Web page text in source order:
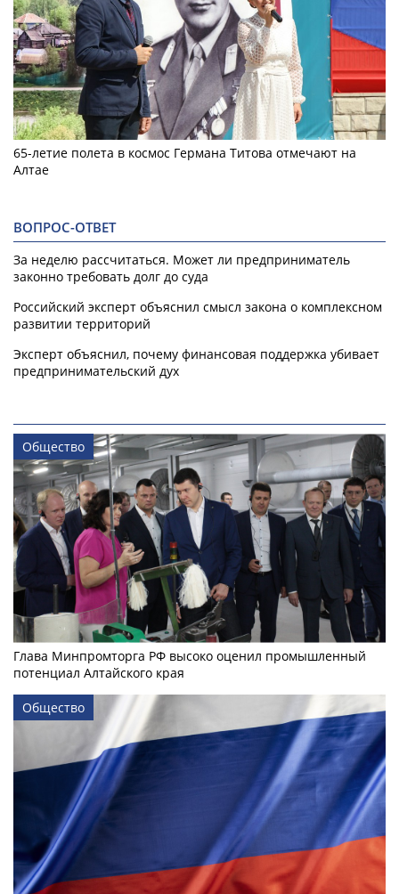
65-летие полета в космос Германа Титова отмечают на
Алтае
ВОПРОС-ОТВЕТ
За неделю рассчитаться. Может ли предприниматель
законно требовать долг до суда
Российский эксперт объяснил смысл закона о комплексном
развитии территорий
Эксперт объяснил, почему финансовая поддержка убивает
предпринимательский дух
Общество
Глава Минпромторга РФ высоко оценил промышленный
потенциал Алтайского края
Общество